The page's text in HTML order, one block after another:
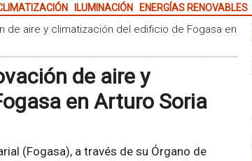
ILUMINACIÓN ENERGÍAS RENOVABLES
de aire y climatización del edificio de Fogasa en
de aire y
en Arturo Soria
(Fogasa), a través de su Órgano de